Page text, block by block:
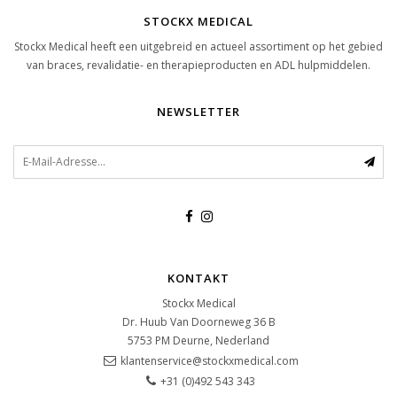
STOCKX MEDICAL
Stockx Medical heeft een uitgebreid en actueel assortiment op het gebied
van braces, revalidatie- en therapieproducten en ADL hulpmiddelen.
NEWSLETTER
KONTAKT
Stockx Medical
Dr. Huub Van Doorneweg 36 B
5753 PM Deurne, Nederland
klantenservice@stockxmedical.com
+31 (0)492 543 343